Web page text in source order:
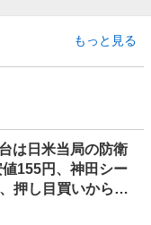
もっと見る
は日米当局の防衛
155円、神田シー
押し目買いから戻